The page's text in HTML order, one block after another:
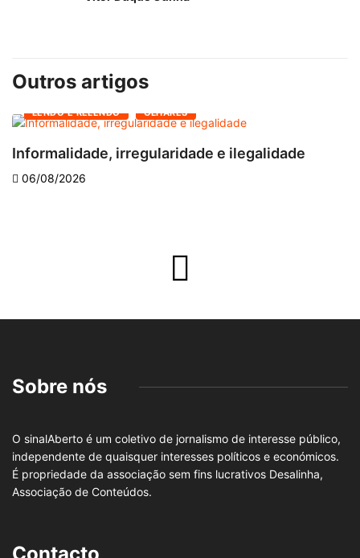
Outros artigos
LENDO E RELENDO OLHARES
Informalidade, irregularidade e ilegalidade
06/08/2026
Sobre nós
O sinalAberto é um coletivo de jornalismo de interesse público,
independente de quaisquer interesses políticos e económicos.
É propriedade da associação sem fins lucrativos Desalinha,
Associação de Conteúdos.